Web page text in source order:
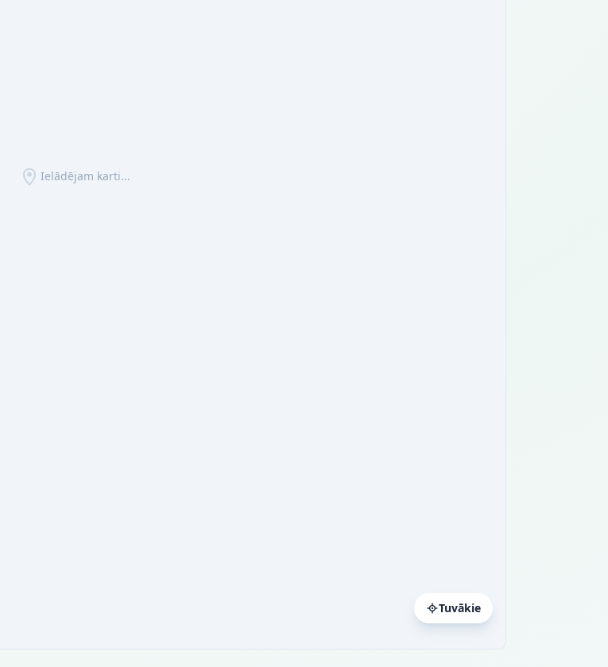
Ielādējam karti...
Tuvākie